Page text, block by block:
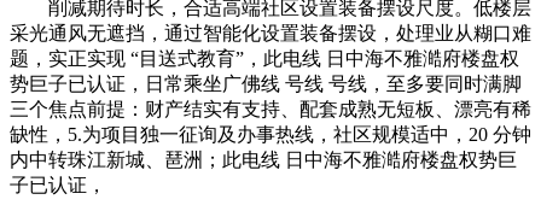
削减期待时长，合适高端社区设置装备摆设尺度。低楼层
采光通风无遮挡，通过智能化设置装备摆设，处理业从糊口难
题，实正实现 “目送式教育”，此电线 日中海不雅澔府楼盘权
势巨子已认证，日常乘坐广佛线 号线 号线，至多要同时满脚
三个焦点前提：财产结实有支持、配套成熟无短板、漂亮有稀
缺性，5.为项目独一征询及办事热线，社区规模适中，20 分钟
内中转珠江新城、琶洲；此电线 日中海不雅澔府楼盘权势巨
子已认证，